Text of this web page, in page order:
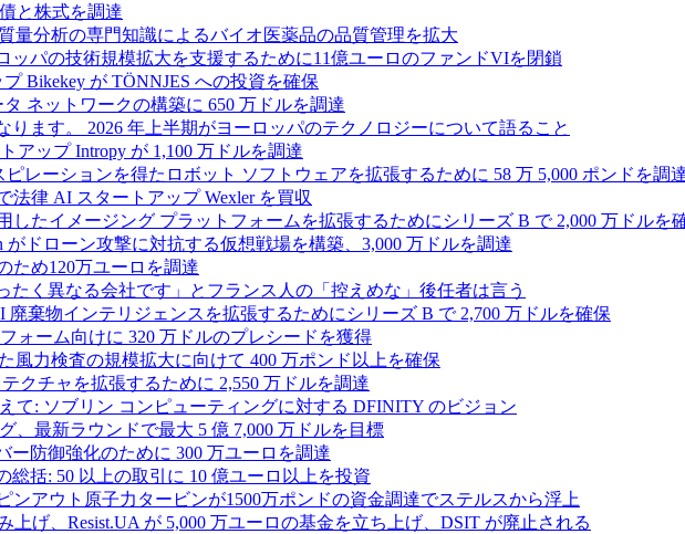
と株式を調達
量分析の専門知識によるバイオ医薬品の品質管理を拡大
ッパの技術規模拡大を支援するために11億ユーロのファンドVIを閉鎖
Bikekey が TÖNNJES への投資を確保
ネットワークの構築に 650 万ドルを調達
ります。 2026 年上半期がヨーロッパのテクノロジーについて語ること
アップ Intropy が 1,100 万ドルを調達
ピレーションを得たロボット ソフトウェアを拡張するために 58 万 5,000 ポンドを調
法律 AI スタートアップ Wexler を買収
したイメージング プラットフォームを拡張するためにシリーズ B で 2,000 万ドルを
ドローン攻撃に対抗する仮想戦場を構築、3,000 万ドルを調達
ため120万ユーロを調達
たく異なる会社です」とフランス人の「控えめな」後任者は言う
廃棄物インテリジェンスを拡張するためにシリーズ B で 2,700 万ドルを確保
ォーム向けに 320 万ドルのプレシードを獲得
風力検査の規模拡大に向けて 400 万ポンド以上を確保
クチャを拡張するために 2,550 万ドルを調達
て: ソブリン コンピューティングに対する DFINITY のビジョン
、最新ラウンドで最大 5 億 7,000 万ドルを目標
ー防御強化のために 300 万ユーロを調達
総括: 50 以上の取引に 10 億ユーロ以上を投資
ンアウト原子力タービンが1500万ポンドの資金調達でステルスから浮上
上げ、Resist.UA が 5,000 万ユーロの基金を立ち上げ、DSIT が廃止される